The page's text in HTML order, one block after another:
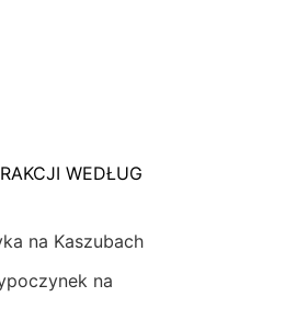
WEDŁUG
na Kaszubach
na